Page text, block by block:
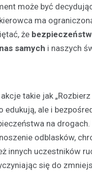
może być
ma
że
samych i naszych
takie jak
edukują, ale i
na
odblasków,
innych uczestników
się do